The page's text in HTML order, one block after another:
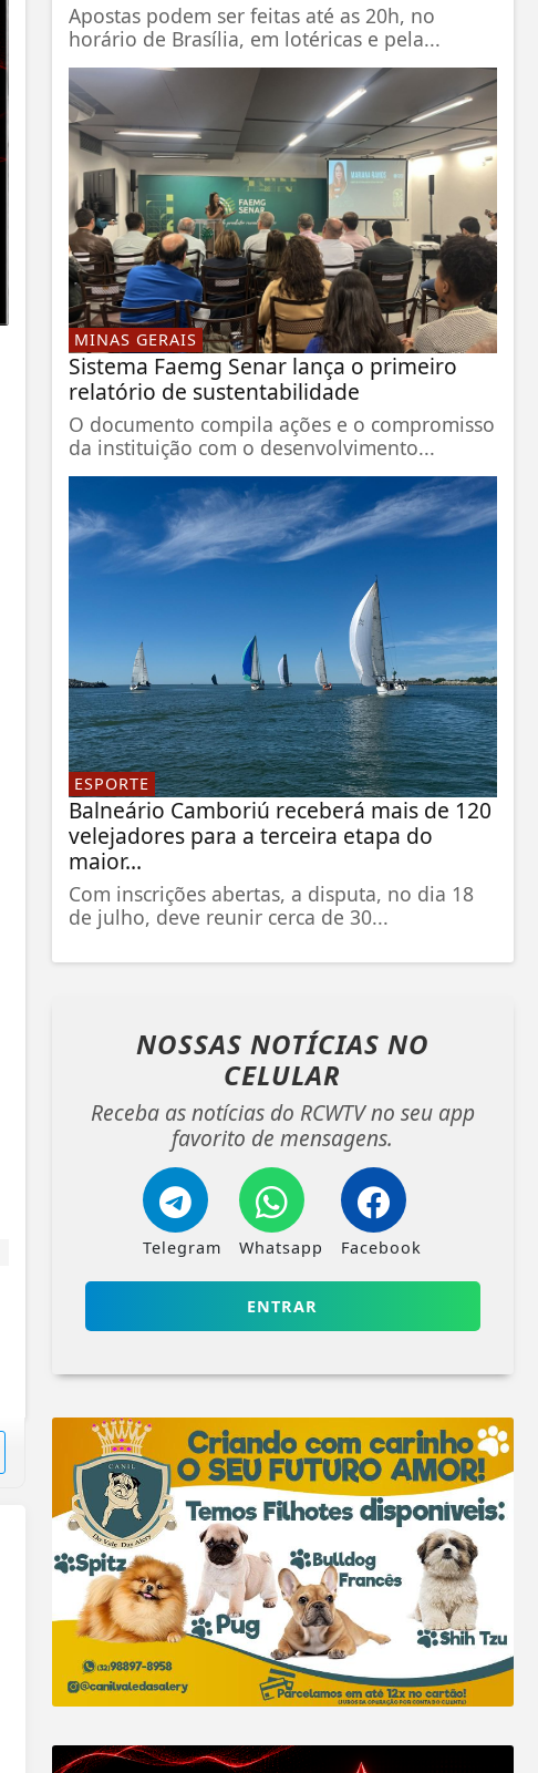
Apostas podem ser feitas até as 20h, no
horário de Brasília, em lotéricas e pela...
MINAS GERAIS
Sistema Faemg Senar lança o primeiro
relatório de sustentabilidade
O documento compila ações e o compromisso
da instituição com o desenvolvimento...
ESPORTE
Balneário Camboriú receberá mais de 120
velejadores para a terceira etapa do
maior...
Com inscrições abertas, a disputa, no dia 18
de julho, deve reunir cerca de 30...
NOSSAS NOTÍCIAS NO
CELULAR
Receba as notícias do RCWTV no seu app
favorito de mensagens.
Telegram Whatsapp Facebook
ENTRAR